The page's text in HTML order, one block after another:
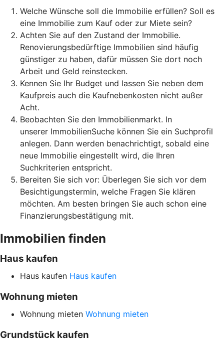
Welche Wünsche soll die Immobilie erfüllen? Soll es
eine Immobilie zum Kauf oder zur Miete sein?
Achten Sie auf den Zustand der Immobilie.
Renovierungsbedürftige Immobilien sind häufig
günstiger zu haben, dafür müssen Sie dort noch
Arbeit und Geld reinstecken.
Kennen Sie Ihr Budget und lassen Sie neben dem
Kaufpreis auch die Kaufnebenkosten nicht außer
Acht.
Beobachten Sie den Immobilienmarkt. In
unserer ImmobilienSuche können Sie ein Suchprofil
anlegen. Dann werden benachrichtigt, sobald eine
neue Immobilie eingestellt wird, die Ihren
Suchkriterien entspricht.
Bereiten Sie sich vor: Überlegen Sie sich vor dem
Besichtigungstermin, welche Fragen Sie klären
möchten. Am besten bringen Sie auch schon eine
Finanzierungsbestätigung mit.
Immobilien finden
Haus kaufen
Haus kaufen Haus kaufen
Wohnung mieten
Wohnung mieten Wohnung mieten
Grundstück kaufen